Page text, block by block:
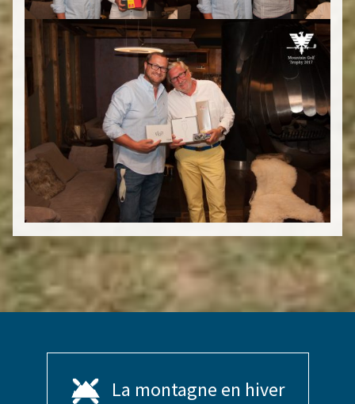
La montagne en hiver